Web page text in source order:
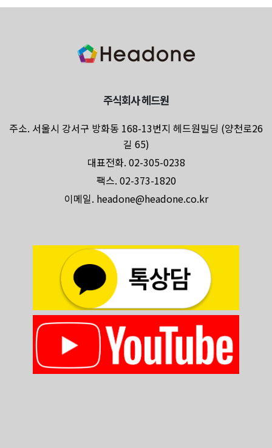
주식회사 헤드원
주소. 서울시 강서구 방화동 168-13번지 헤드원빌딩 (양천로26
길 65)
대표전화. 02-305-0238
팩스. 02-373-1820
이메일. headone@headone.co.kr